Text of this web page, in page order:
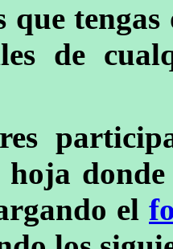
que
de
el